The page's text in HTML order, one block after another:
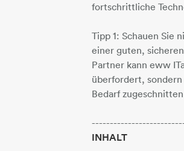
fortschrittliche
Tipp 1: Schauen Sie
einer guten,
Partner kann eww
überfordert,
Bedarf
INHALT